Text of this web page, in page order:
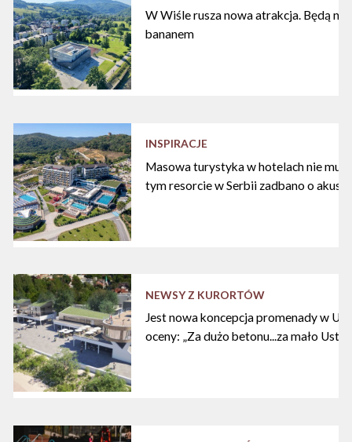
W Wiśle rusza nowa atrakcja. Będą
bananem
INSPIRACJE
Masowa turystyka w hotelach nie musi
tym resorcie w Serbii zadbano o
NEWSY Z KURORTÓW
Jest nowa koncepcja promenady w
oceny: „Za dużo betonu...za mało